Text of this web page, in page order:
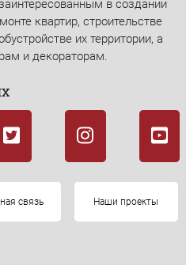
в создании
квартир, строительстве
их территории, а
и декораторам.
связь Наши проекты